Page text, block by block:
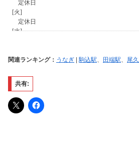
関連ランキング： うなぎ |駒込駅、 田端駅、 尾
共有: